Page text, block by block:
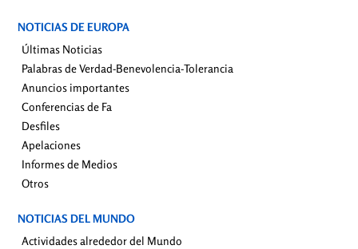
NOTICIAS DE EUROPA
Últimas Noticias
Palabras de Verdad-Benevolencia-Tolerancia
Anuncios importantes
Conferencias de Fa
Desfiles
Apelaciones
Informes de Medios
Otros
NOTICIAS DEL MUNDO
Actividades alrededor del Mundo